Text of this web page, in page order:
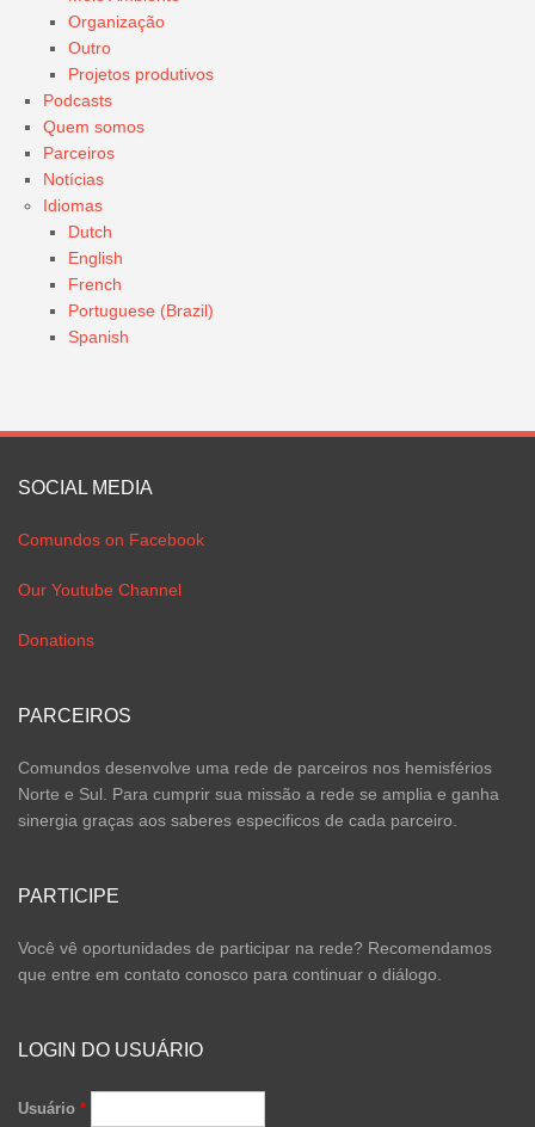
Organização
Outro
Projetos produtivos
Podcasts
Quem somos
Parceiros
Notícias
Idiomas
Dutch
English
French
Portuguese (Brazil)
Spanish
SOCIAL MEDIA
Comundos on Facebook
Our Youtube Channel
Donations
PARCEIROS
Comundos desenvolve uma rede de parceiros nos hemisférios
Norte e Sul. Para cumprir sua missão a rede se amplia e ganha
sinergia graças aos saberes especificos de cada parceiro.
PARTICIPE
Você vê oportunidades de participar na rede? Recomendamos
que entre em contato conosco para continuar o diálogo.
LOGIN DO USUÁRIO
Usuário *